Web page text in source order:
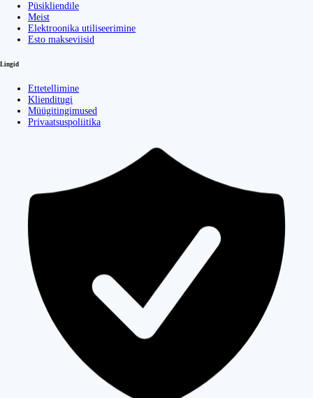
Püsikliendile
Meist
Elektroonika utiliseerimine
Esto makseviisid
Lingid
Ettetellimine
Klienditugi
Müügitingimused
Privaatsuspoliitika